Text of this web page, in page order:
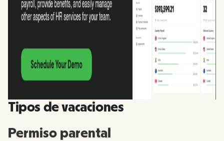
Tipos de vacaciones
Permiso parental